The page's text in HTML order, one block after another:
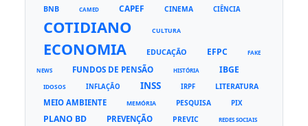
BNB CAMED CAPEF CINEMA CIÊNCIA
COTIDIANO CULTURA
ECONOMIA EDUCAÇÃO EFPC FAKE
NEWS FUNDOS DE PENSÃO HISTÓRIA IBGE
IDOSOS INFLAÇÃO INSS IRPF LITERATURA
MEIO AMBIENTE MEMÓRIA PESQUISA PIX
PLANO BD PREVENÇÃO PREVIC REDES SOCIAIS